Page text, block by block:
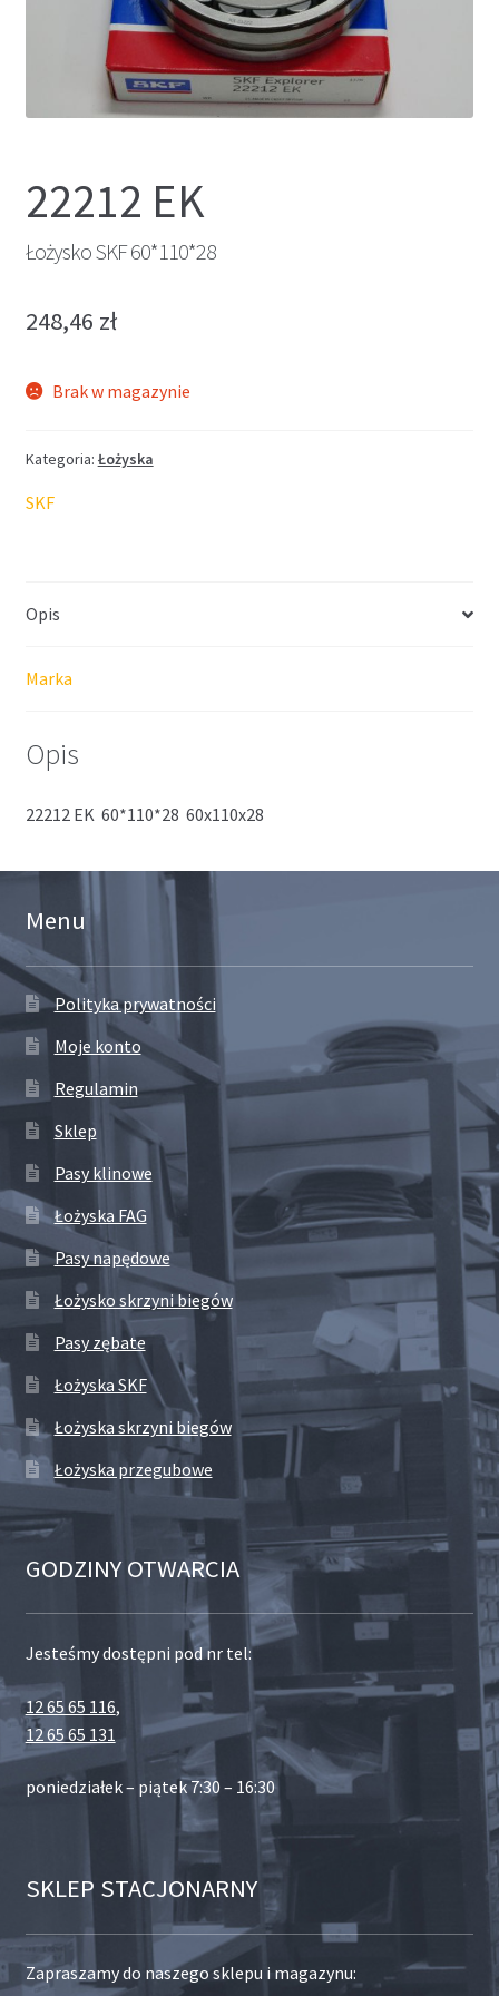
22212 EK
Łożysko SKF 60*110*28
248,46 zł
Brak w magazynie
Kategoria: Łożyska
SKF
Opis
Marka
Opis
22212 EK 60*110*28 60x110x28
Menu
Polityka prywatności
Moje konto
Regulamin
Sklep
Pasy klinowe
Łożyska FAG
Pasy napędowe
Łożysko skrzyni biegów
Pasy zębate
Łożyska SKF
Łożyska skrzyni biegów
Łożyska przegubowe
GODZINY OTWARCIA
Jesteśmy dostępni pod nr tel:
12 65 65 116,
12 65 65 131
poniedziałek – piątek 7:30 – 16:30
SKLEP STACJONARNY
Zapraszamy do naszego sklepu i magazynu: